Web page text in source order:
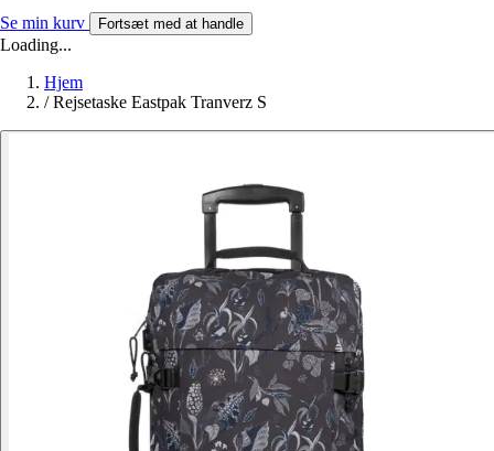
Se min kurv Fortsæt med at handle
Loading...
Hjem
/ Rejsetaske Eastpak Tranverz S